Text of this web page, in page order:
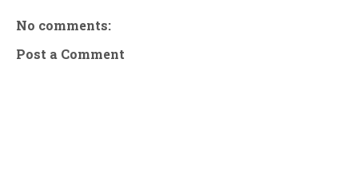
No comments:
Post a Comment